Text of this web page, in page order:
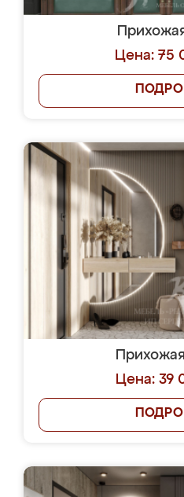
Цена: 75
Цена: 39